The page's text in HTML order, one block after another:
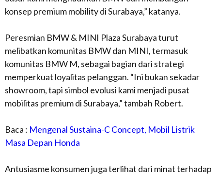
konsep premium mobility di Surabaya,” katanya.
Peresmian BMW & MINI Plaza Surabaya turut
melibatkan komunitas BMW dan MINI, termasuk
komunitas BMW M, sebagai bagian dari strategi
memperkuat loyalitas pelanggan. “Ini bukan sekadar
showroom, tapi simbol evolusi kami menjadi pusat
mobilitas premium di Surabaya,” tambah Robert.
Baca : Mengenal Sustaina-C Concept, Mobil Listrik
Masa Depan Honda
Antusiasme konsumen juga terlihat dari minat terhadap